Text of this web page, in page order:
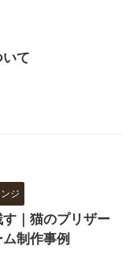
いて
ジ
｜猫のプリザー
制作事例